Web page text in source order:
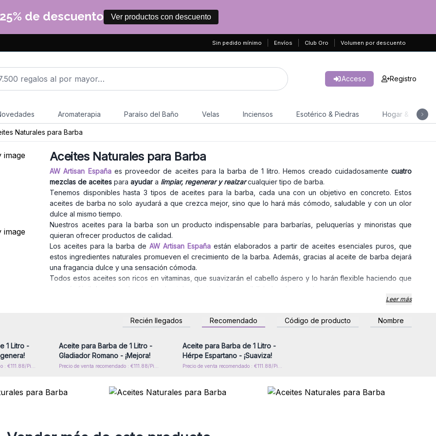
25% de descuento Ver productos con descuento
Sin pedido mínimo Envíos Club Oro Volumen por descuento
Acceso Registro
Aromaterapia Paraíso del Baño Velas Inciensos Esotérico & Piedras Hogar & Jardín
Naturales para Barba
Aceites Naturales para Barba
AW Artisan Españaes proveedor de aceites para la barba de 1 litro. Hemos creado cuidadosamente cuatro
mezclas de aceites para ayudara limpiar, regenerar y realzarcualquier tipo de barba.
Tenemos disponibles hasta 3 tipos de aceites para la barba, cada una con un objetivo en concreto. Estos
aceites de barba no solo ayudará a que crezca mejor, sino que lo hará más cómodo, saludable y con un olor
dulce al mismo tiempo.
Nuestros aceites para la barba son un producto indispensable para barbarías, peluquerías y minoristas que
quieran ofrecer productos de calidad.
Los aceites para la barba de AW Artisan España están elaborados a partir de aceites esenciales puros, que
estos ingredientes naturales promueven el crecimiento de la barba. Además, gracias al aceite de barba dejará
una fragancia dulce y una sensación cómoda.
Todos estos aceites son ricos en vitaminas, que suavizarán el cabello áspero y lo harán flexible haciendo que
sea más fácil de peinar. Ayudarán a la piel, reduciendo las posibilidades de picazón.
¡No pierda la oportunidad de ofrecer a sus clientes los aceites de barba de calidad excepcional de AW Artisan
Leer más
Recién llegados Recomendado Código de producto Nombre
1 Litro -
Inicie sesión o regístrese para
obtener precios al por mayor
Aceite para Barba de 1 Litro -
Gladiador Romano - ¡Mejora!
Inicie sesión o regístrese para
obtener precios al por mayor
Aceite para Barba de 1 Litro -
Hérpe Espartano - ¡Suaviza!